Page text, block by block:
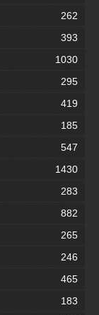
262
393
1030
295
419
185
547
1430
283
882
265
246
465
183